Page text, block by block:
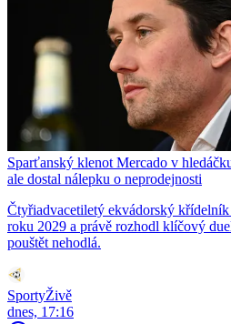
Sparťanský klenot Mercado v
ale dostal nálepku o neprodejnosti
Čtyřiadvacetiletý ekvádorský
roku 2029 a právě rozhodl klíčový
pouštět nehodlá.
SportyŽivě
dnes, 17:16